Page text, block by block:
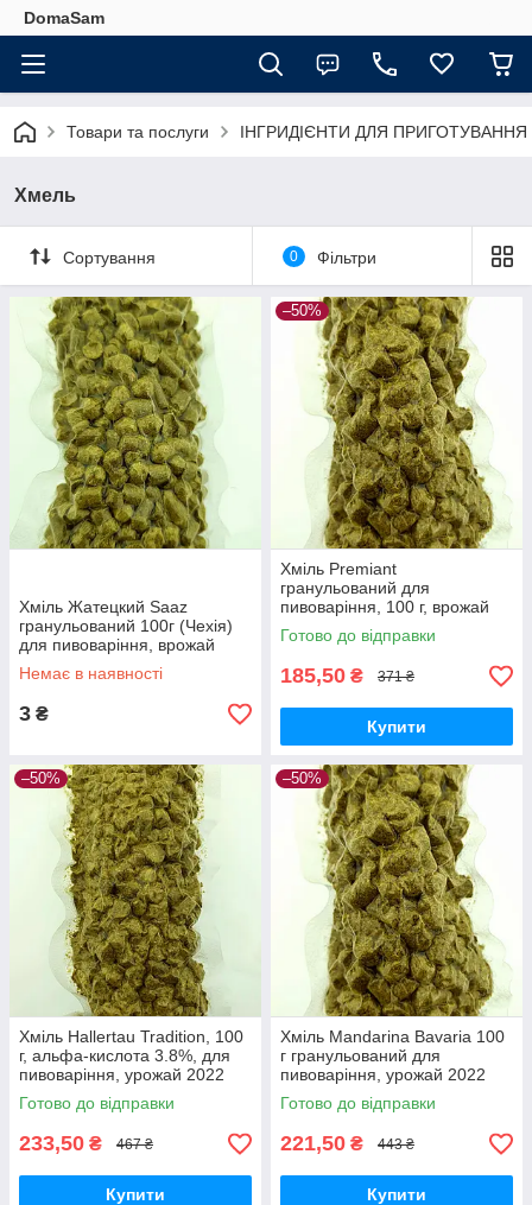
DomaSam
Товари та послуги ІНГРИДІЄНТИ ДЛЯ
Хмель
Сортування 0 Фільтри
Хміль Жатецкий Saaz
гранульований 100г (Чехія)
для пивоваріння, врожай
2022 року, вакуумна упаковка
Немає в наявності
3 ₴
–50%
Хміль Premiant
гранульований для
пивоваріння, 100 г, врожай
2022 року, вакуумна упаковка
з Чехії
Готово до відправки
185,50 ₴ 371 ₴
Купити
–50%
Хміль Hallertau Tradition, 100
г, альфа-кислота 3.8%, для
пивоваріння, урожай 2022
року, гранульований
Готово до відправки
233,50 ₴ 467 ₴
Купити
–50%
Хміль Mandarina Bavaria 100
г гранульований для
пивоваріння, урожай 2022
року, Німеччина - ідеальний
для домашніх пивоварів
Готово до відправки
221,50 ₴ 443 ₴
Купити